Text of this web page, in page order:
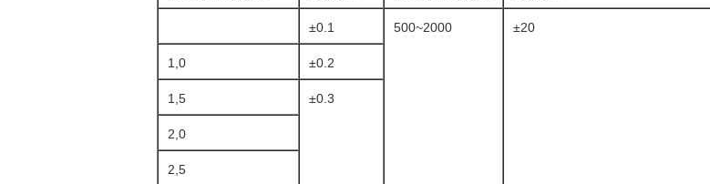
±0.1 500~2000 ±20
1,0 ±0.2
1,5 ±0.3
2,0
2,5